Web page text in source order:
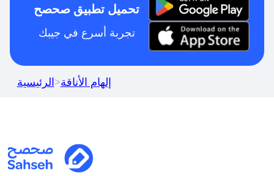
تحميل تطبيق صحصح
تجربة أسرع في جيبك
الرئيسية>إلهام الأناقة